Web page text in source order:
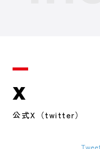
X
公式X（twitter）